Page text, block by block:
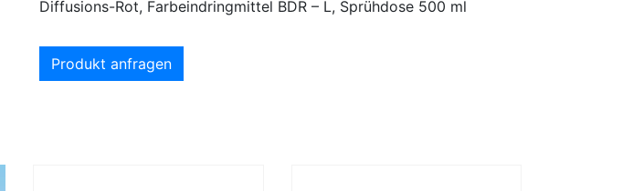
Diffusions-Rot, Farbeindringmittel BDR – L, Sprühdose 500 ml
Produkt anfragen